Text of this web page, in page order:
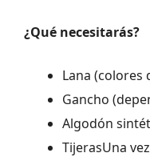
¿Qué necesitarás?
Lana (colores
Gancho
Algodón
TijerasUna